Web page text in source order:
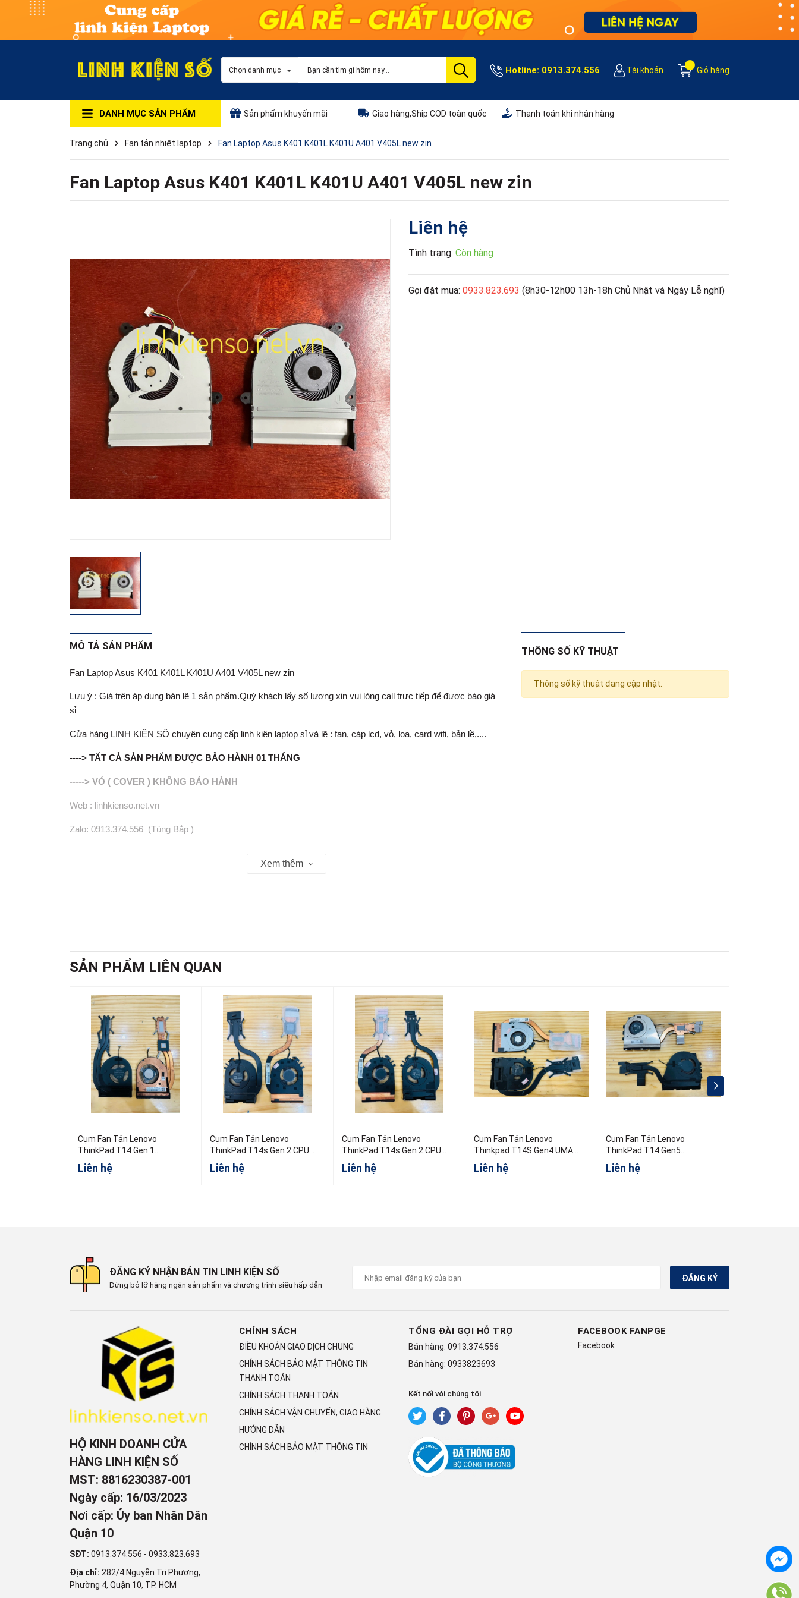
Chọn danh mục Hotline: 0913.374.556 Tài khoản Giỏ hàng
DANH MỤC SẢN PHẨM Sản phẩm khuyến mãi Giao hàng,Ship COD toàn quốc Thanh toán khi nhận hàng
Trang chủ Fan tản nhiệt laptop Fan Laptop Asus K401 K401L K401U A401 V405L new zin
Fan Laptop Asus K401 K401L K401U A401 V405L new zin
Liên hệ
Tình trạng: Còn hàng
Gọi đặt mua: 0933.823.693 (8h30-12h00 13h-18h Chủ Nhật và Ngày Lễ nghĩ)
MÔ TẢ SẢN PHẨM
Fan Laptop Asus K401 K401L K401U A401 V405L new zin
Lưu ý : Giá trên áp dụng bán lẽ 1 sản phẩm.Quý khách lấy số lượng xin vui lòng call trực tiếp để được báo giá
sỉ
Cửa hàng LINH KIỆN SỐ chuyên cung cấp linh kiện laptop sỉ và lẽ : fan, cáp lcd, vỏ, loa, card wifi, bản lề,....
----> TẤT CẢ SẢN PHẨM ĐƯỢC BẢO HÀNH 01 THÁNG
-----> VỎ ( COVER ) KHÔNG BẢO HÀNH
Web : linhkienso.net.vn
Zalo: 0913.374.556 (Tùng Bắp )
Xem thêm
THÔNG SỐ KỸ THUẬT
Thông số kỹ thuật đang cập nhật.
SẢN PHẨM LIÊN QUAN
Cụm Fan Tản Lenovo
ThinkPad T14 Gen 1
5H40W36698 5H40W36699
5H40W36700
Liên hệ
Cụm Fan Tản Lenovo
ThinkPad T14s Gen 2 CPU
AMD
Liên hệ
Cụm Fan Tản Lenovo
ThinkPad T14s Gen 2 CPU
Intel
Liên hệ
Cụm Fan Tản Lenovo
Thinkpad T14S Gen4 UMA
5H41B77380
Liên hệ
Cụm Fan Tản Lenovo
ThinkPad T14 Gen5
5H41B77451
Liên hệ
ĐĂNG KÝ NHẬN BẢN TIN LINH KIỆN SỐ
Đừng bỏ lỡ hàng ngàn sản phẩm và chương trình siêu hấp dẫn
ĐĂNG KÝ
HỘ KINH DOANH CỬA
HÀNG LINH KIỆN SỐ
MST: 8816230387-001
Ngày cấp: 16/03/2023
Nơi cấp: Ủy ban Nhân Dân
Quận 10
SĐT: 0913.374.556 - 0933.823.693
Địa chỉ: 282/4 Nguyễn Tri Phương,
Phường 4, Quận 10, TP. HCM
CHÍNH SÁCH
ĐIỀU KHOẢN GIAO DỊCH CHUNG
CHÍNH SÁCH BẢO MẬT THÔNG TIN
THANH TOÁN
CHÍNH SÁCH THANH TOÁN
CHÍNH SÁCH VẬN CHUYỂN, GIAO HÀNG
HƯỚNG DẪN
CHÍNH SÁCH BẢO MẬT THÔNG TIN
TỔNG ĐÀI GỌI HỖ TRỢ
Bán hàng: 0913.374.556
Bán hàng: 0933823693
Kết nối với chúng tôi
FACEBOOK FANPGE